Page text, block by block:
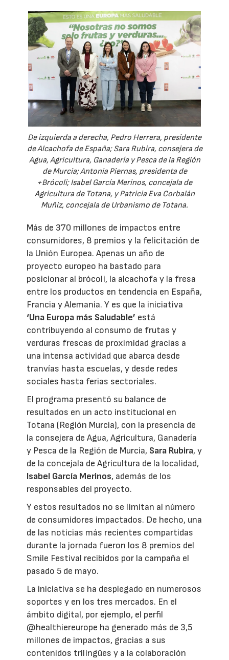
De izquierda a derecha, Pedro Herrera, presidente
de Alcachofa de España; Sara Rubira, consejera de
Agua, Agricultura, Ganadería y Pesca de la Región
de Murcia; Antonia Piernas, presidenta de
+Brócoli; Isabel García Merinos, concejala de
Agricultura de Totana, y Patricia Eva Corbalán
Muñiz, concejala de Urbanismo de Totana.
Más de 370 millones de impactos entre
consumidores, 8 premios y la felicitación de
la Unión Europea. Apenas un año de
proyecto europeo ha bastado para
posicionar al brócoli, la alcachofa y la fresa
entre los productos en tendencia en España,
Francia y Alemania. Y es que la iniciativa
‘Una Europa más Saludable’ está
contribuyendo al consumo de frutas y
verduras frescas de proximidad gracias a
una intensa actividad que abarca desde
tranvías hasta escuelas, y desde redes
sociales hasta ferias sectoriales.
El programa presentó su balance de
resultados en un acto institucional en
Totana (Región Murcia), con la presencia de
la consejera de Agua, Agricultura, Ganadería
y Pesca de la Región de Murcia, Sara Rubira, y
de la concejala de Agricultura de la localidad,
Isabel García Merinos, además de los
responsables del proyecto.
Y estos resultados no se limitan al número
de consumidores impactados. De hecho, una
de las noticias más recientes compartidas
durante la jornada fueron los 8 premios del
Smile Festival recibidos por la campaña el
pasado 5 de mayo.
La iniciativa se ha desplegado en numerosos
soportes y en los tres mercados. En el
ámbito digital, por ejemplo, el perfil
@healthiereurope ha generado más de 3,5
millones de impactos, gracias a sus
contenidos trilingües y a la colaboración